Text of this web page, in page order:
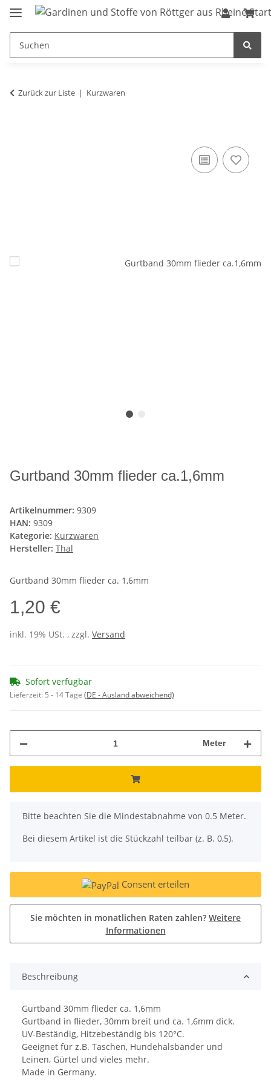
Zurück zur Liste Kurzwaren
Gurtband 30mm flieder ca.1,6mm
Artikelnummer: 9309
HAN: 9309
Kategorie: Kurzwaren
Hersteller: Thal
Gurtband 30mm flieder ca. 1,6mm
1,20 €
inkl. 19% USt. , zzgl. Versand
Sofort verfügbar
Lieferzeit: 5 - 14 Tage (DE - Ausland abweichend)
Meter
x
Bitte beachten Sie die Mindestabnahme von 0.5 Meter.
Bei diesem Artikel ist die Stückzahl teilbar (z. B. 0,5).
Consent erteilen
Sie möchten in monatlichen Raten zahlen? Weitere
Informationen
Beschreibung
Gurtband 30mm flieder ca. 1,6mm
Gurtband in flieder, 30mm breit und ca. 1,6mm dick.
UV-Beständig, Hitzebeständig bis 120°C.
Geeignet für z.B. Taschen, Hundehalsbänder und
Leinen, Gürtel und vieles mehr.
Made in Germany.